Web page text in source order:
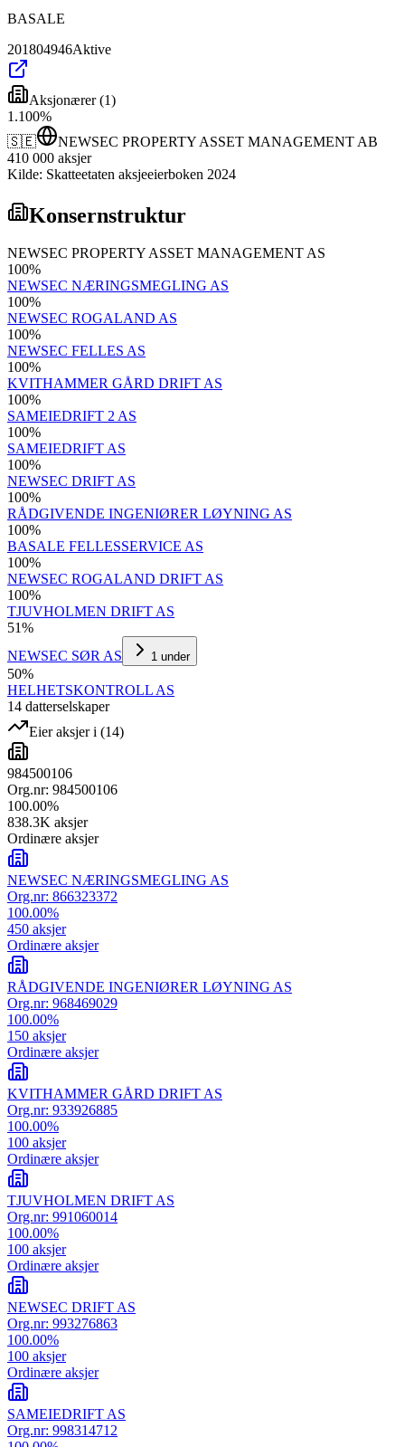
BASALE
201804946Aktive
Aksjonærer(1)
1 .100%
🇸🇪
NEWSEC PROPERTY ASSET MANAGEMENT AB
410 000 aksjer
Kilde: Skatteetaten aksjeeierboken 2024
Konsernstruktur
NEWSEC PROPERTY ASSET MANAGEMENT AS
100%
NEWSEC NÆRINGSMEGLING AS
100%
NEWSEC ROGALAND AS
100%
NEWSEC FELLES AS
100%
KVITHAMMER GÅRD DRIFT AS
100%
SAMEIEDRIFT 2 AS
100%
SAMEIEDRIFT AS
100%
NEWSEC DRIFT AS
100%
RÅDGIVENDE INGENIØRER LØYNING AS
100%
BASALE FELLESSERVICE AS
100%
NEWSEC ROGALAND DRIFT AS
100%
TJUVHOLMEN DRIFT AS
51%
NEWSEC SØR AS
1 under
50%
HELHETSKONTROLL AS
14 datterselskaper
Eier aksjer i (14)
984500106
Org.nr: 984500106
100.00%
838.3K aksjer
Ordinære aksjer
NEWSEC NÆRINGSMEGLING AS
Org.nr: 866323372
100.00%
450 aksjer
Ordinære aksjer
RÅDGIVENDE INGENIØRER LØYNING AS
Org.nr: 968469029
100.00%
150 aksjer
Ordinære aksjer
KVITHAMMER GÅRD DRIFT AS
Org.nr: 933926885
100.00%
100 aksjer
Ordinære aksjer
TJUVHOLMEN DRIFT AS
Org.nr: 991060014
100.00%
100 aksjer
Ordinære aksjer
NEWSEC DRIFT AS
Org.nr: 993276863
100.00%
100 aksjer
Ordinære aksjer
SAMEIEDRIFT AS
Org.nr: 998314712